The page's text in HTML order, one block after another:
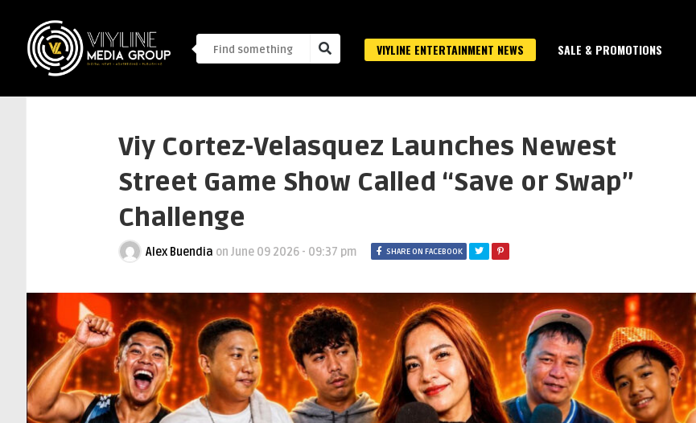
VIYLINE ENTERTAINMENT NEWS SALE & PROMOTIONS
Viy Cortez-Velasquez Launches Newest
Street Game Show Called “Save or Swap”
Challenge
Alex Buendia on June 09 2026 - 09:37 pm SHARE ON FACEBOOK